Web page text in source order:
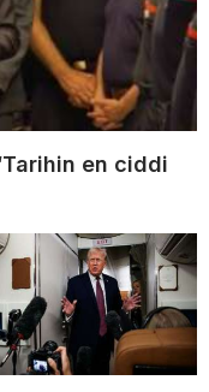
en ciddi